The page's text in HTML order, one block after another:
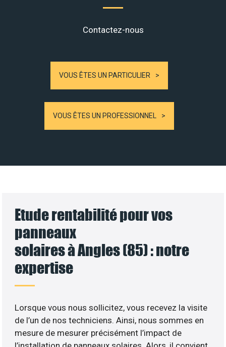
Contactez-nous
VOUS ÊTES UN PARTICULIER
VOUS ÊTES UN PROFESSIONNEL
Etude rentabilité pour vos
panneaux
solaires à Angles (85) : notre
expertise
Lorsque vous nous sollicitez, vous recevez la visite
de l’un de nos techniciens. Ainsi, nous sommes en
mesure de mesurer précisément l’impact de